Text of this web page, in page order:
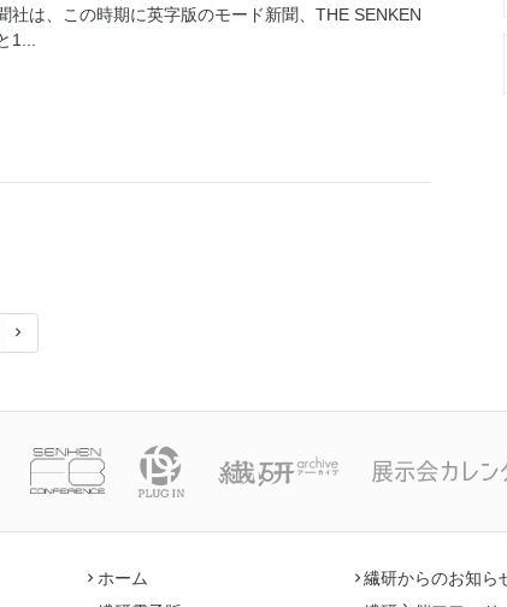
社は、この時期に英字版のモード新聞、THE SENKEN
1...
ホーム
繊研からのお知ら